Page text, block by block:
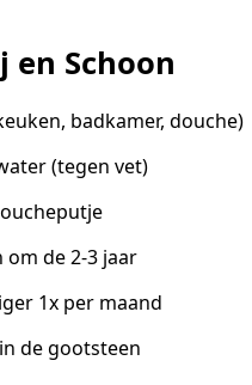
en Schoon
badkamer, douche)
(tegen vet)
de 2-3 jaar
1x per maand
de gootsteen